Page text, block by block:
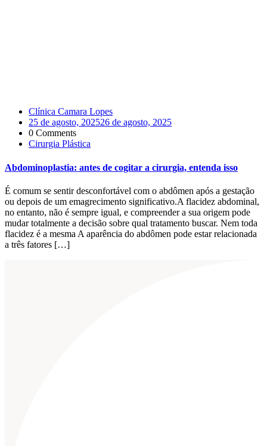
Clínica Camara Lopes
25 de agosto, 202526 de agosto, 2025
0 Comments
Cirurgia Plástica
Abdominoplastia: antes de cogitar a cirurgia, entenda isso
É comum se sentir desconfortável com o abdômen após a gestação
ou depois de um emagrecimento significativo.A flacidez abdominal,
no entanto, não é sempre igual, e compreender a sua origem pode
mudar totalmente a decisão sobre qual tratamento buscar. Nem toda
flacidez é a mesma A aparência do abdômen pode estar relacionada
a três fatores […]